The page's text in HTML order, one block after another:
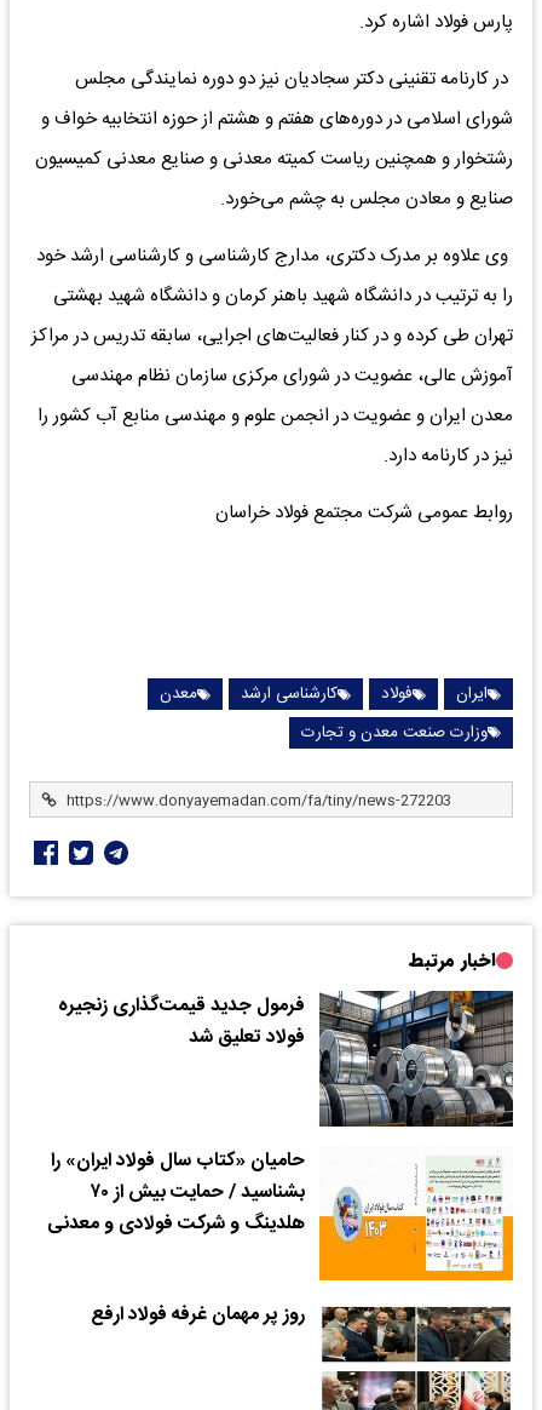
پارس فولاد اشاره کرد.
در کارنامه تقنینی دکتر سجادیان نیز دو دوره نمایندگی مجلس
شورای اسلامی در دوره‌های هفتم و هشتم از حوزه انتخابیه خواف و
رشتخوار و همچنین ریاست کمیته معدنی و صنایع معدنی کمیسیون
صنایع و معادن مجلس به چشم می‌خورد.
وی علاوه بر مدرک دکتری، مدارج کارشناسی و کارشناسی ارشد خود
را به ترتیب در دانشگاه شهید باهنر کرمان و دانشگاه شهید بهشتی
تهران طی کرده و در کنار فعالیت‌های اجرایی، سابقه تدریس در مراکز
آموزش عالی، عضویت در شورای مرکزی سازمان نظام مهندسی
معدن ایران و عضویت در انجمن علوم و مهندسی منابع آب کشور را
نیز در کارنامه دارد.
روابط عمومی شرکت مجتمع فولاد خراسان
ایران فولاد کارشناسی ارشد
معدن
وزارت صنعت معدن و تجارت
اخبار مرتبط
فرمول جدید قیمت‌‌‌گذاری زنجیره
فولاد تعلیق شد
حامیان «کتاب سال فولاد ایران» را
بشناسید / حمایت بیش از ۷۰
هلدینگ و شرکت فولادی و معدنی
روز پر مهمان غرفه فولاد ارفع